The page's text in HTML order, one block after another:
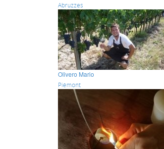
Abruzzes
Olivero Mario
Piémont